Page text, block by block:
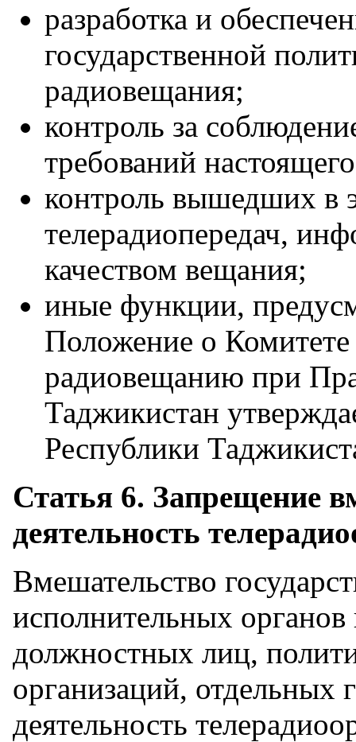
разработка и
государственной
радиовещания;
контроль за
требований
контроль вышедших в
телерадиопередач,
качеством вещания;
иные функции,
Положение о
радиовещанию при
Таджикистан
Республики
Статья 6. Запрещение
деятельность
Вмешательство
исполнительных органов
должностных лиц,
организаций, отдельных
деятельность